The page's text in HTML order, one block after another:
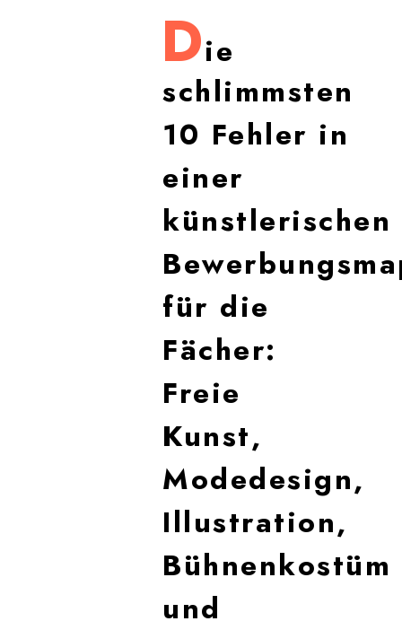
Die
schlimmsten
10 Fehler in
einer
künstlerischen
für die
Fächer:
Freie
Kunst,
Modedesign,
Illustration,
Bühnenkostüm
und